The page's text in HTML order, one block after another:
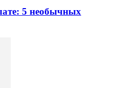
5 необычных